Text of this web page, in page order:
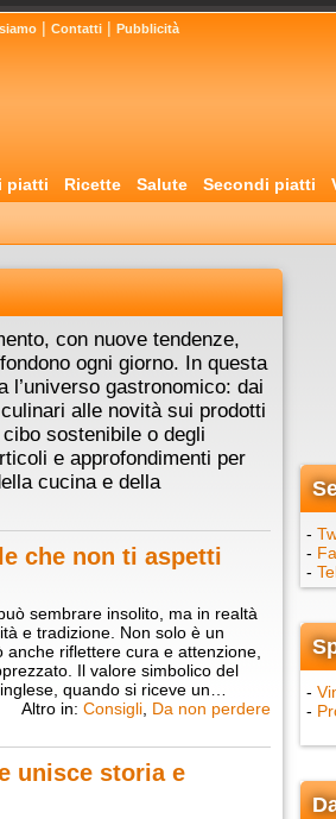
| Contatti | Pubblicità
piatti Ricette Salute Secondi piatti
con nuove tendenze,
ogni giorno. In questa
gastronomico: dai
alle novità sui prodotti
sostenibile o degli
e approfondimenti per
cucina e della
che non ti aspetti
sembrare insolito, ma in realtà
e tradizione. Non solo è un
riflettere cura e attenzione,
Il valore simbolico del
quando si riceve un…
Altro in: Consigli Da non perdere
unisce storia e
-
-
-
-
-